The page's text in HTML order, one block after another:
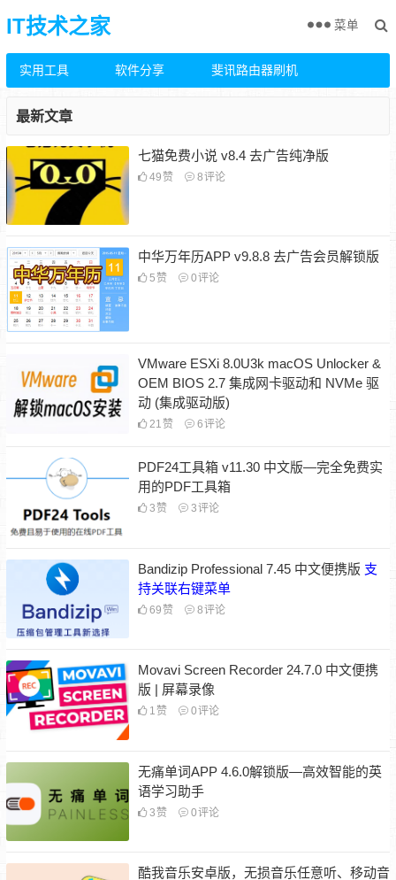
IT技术之家
实用工具 软件分享 斐讯路由器刷机
菜单
最新文章
七猫免费小说 v8.4 去广告纯净版
49 赞 8评论
中华万年历APP v9.8.8 去广告会员解锁版
5 赞 0评论
VMware ESXi 8.0U3k macOS Unlocker &
OEM BIOS 2.7 集成网卡驱动和 NVMe 驱
动 (集成驱动版)
21 赞 6评论
PDF24工具箱 v11.30 中文版—完全免费实
用的PDF工具箱
3 赞 3评论
Bandizip Professional 7.45 中文便携版 支
持关联右键菜单
69 赞 8评论
Movavi Screen Recorder 24.7.0 中文便携
版 | 屏幕录像
1 赞 0评论
无痛单词APP 4.6.0解锁版—高效智能的英
语学习助手
3 赞 0评论
酷我音乐安卓版，无损音乐任意听、移动音